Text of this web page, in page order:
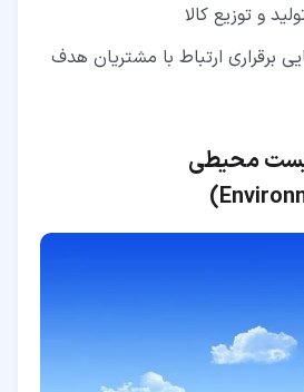
و توزیع کالا
برقراری ارتباط با مشتریان هدف
محیطی
)